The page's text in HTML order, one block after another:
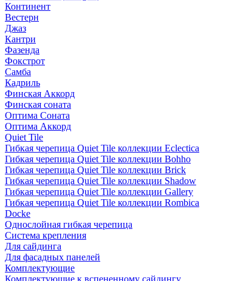
Континент
Вестерн
Джаз
Кантри
Фазенда
Фокстрот
Самба
Кадриль
Финская Аккорд
Финская соната
Оптима Соната
Оптима Аккорд
Quiet Tile
Гибкая черепица Quiet Tile коллекции Eclectica
Гибкая черепица Quiet Tile коллекции Bohho
Гибкая черепица Quiet Tile коллекции Brick
Гибкая черепица Quiet Tile коллекции Shadow
Гибкая черепица Quiet Tile коллекции Gallery
Гибкая черепица Quiet Tile коллекции Rombica
Docke
Однослойная гибкая черепица
Система крепления
Для сайдинга
Для фасадных панелей
Комплектующие
Комплектующие к вспененному сайдингу